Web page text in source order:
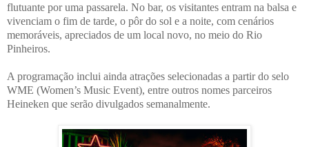
flutuante por uma passarela. No bar, os visitantes entram na balsa e
vivenciam o fim de tarde, o pôr do sol e a noite, com cenários
memoráveis, apreciados de um local novo, no meio do Rio
Pinheiros.
A programação inclui ainda atrações selecionadas a partir do selo
WME (Women’s Music Event), entre outros nomes parceiros
Heineken que serão divulgados semanalmente.